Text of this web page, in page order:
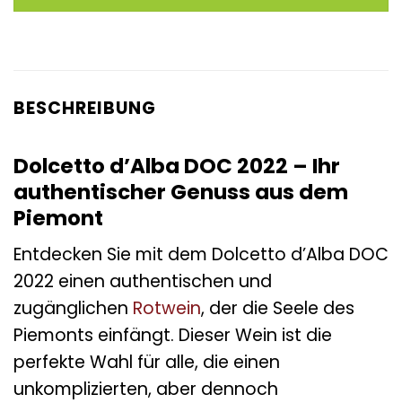
BESCHREIBUNG
Dolcetto d’Alba DOC 2022 – Ihr
authentischer Genuss aus dem
Piemont
Entdecken Sie mit dem Dolcetto d’Alba DOC
2022 einen authentischen und
zugänglichen Rotwein, der die Seele des
Piemonts einfängt. Dieser Wein ist die
perfekte Wahl für alle, die einen
unkomplizierten, aber dennoch